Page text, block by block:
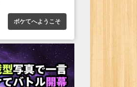
ボケてへようこそ